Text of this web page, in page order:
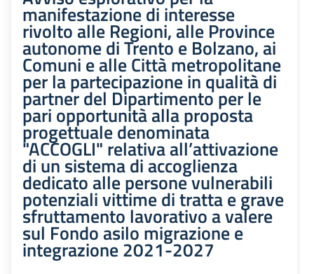
manifestazione di interesse
rivolto alle Regioni, alle Province
autonome di Trento e Bolzano, ai
Comuni e alle Città metropolitane
per la partecipazione in qualità di
partner del Dipartimento per le
pari opportunità alla proposta
progettuale denominata
"ACCOGLI" relativa all’attivazione
di un sistema di accoglienza
dedicato alle persone vulnerabili
potenziali vittime di tratta e grave
sfruttamento lavorativo a valere
sul Fondo asilo migrazione e
integrazione 2021-2027